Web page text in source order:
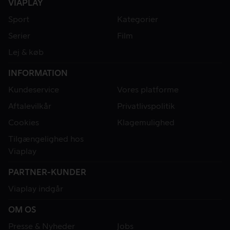
VIAPLAY
Sport
Kategorier
Serier
Film
Lej & køb
INFORMATION
Kundeservice
Vores platforme
Aftalevilkår
Privatlivspolitik
Cookies
Klagemulighed
Tilgængelighed hos
Viaplay
PARTNER-KUNDER
Viaplay indgår
OM OS
Presse & Nyheder
Jobs